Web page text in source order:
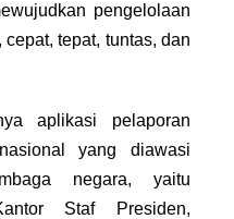
pengelolaan
tepat, tuntas, dan
aplikasi pelaporan
yang diawasi
negara, yaitu
Staf Presiden,